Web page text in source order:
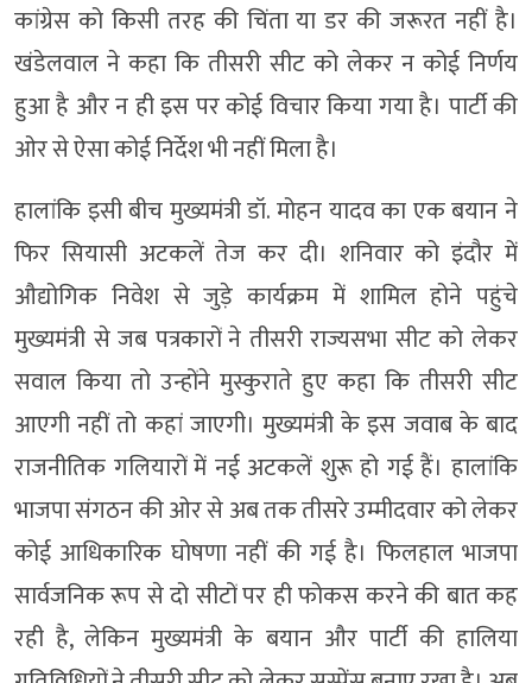
कांग्रेस को किसी तरह की चिंता या डर की जरूरत नहीं है।
खंडेलवाल ने कहा कि तीसरी सीट को लेकर न कोई निर्णय
हुआ है और न ही इस पर कोई विचार किया गया है। पार्टी की
ओर से ऐसा कोई निर्देश भी नहीं मिला है।
हालांकि इसी बीच मुख्यमंत्री डॉ. मोहन यादव का एक बयान ने
फिर सियासी अटकलें तेज कर दी। शनिवार को इंदौर में
औद्योगिक निवेश से जुड़े कार्यक्रम में शामिल होने पहुंचे
मुख्यमंत्री से जब पत्रकारों ने तीसरी राज्यसभा सीट को लेकर
सवाल किया तो उन्होंने मुस्कुराते हुए कहा कि तीसरी सीट
आएगी नहीं तो कहां जाएगी। मुख्यमंत्री के इस जवाब के बाद
राजनीतिक गलियारों में नई अटकलें शुरू हो गई हैं। हालांकि
भाजपा संगठन की ओर से अब तक तीसरे उम्मीदवार को लेकर
कोई आधिकारिक घोषणा नहीं की गई है। फिलहाल भाजपा
सार्वजनिक रूप से दो सीटों पर ही फोकस करने की बात कह
रही है, लेकिन मुख्यमंत्री के बयान और पार्टी की हालिया